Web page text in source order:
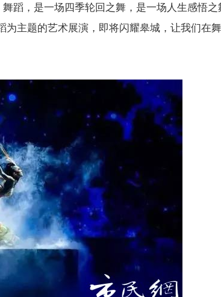
蹈，是一场四季轮回之舞，是一场人生感悟之
主题的艺术展演，即将闪耀皋城，让我们在